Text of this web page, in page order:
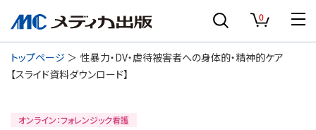
0
トップページ
性暴力・DV・虐待被害者への身体的・精神的ケア
【スライド資料ダウンロード】
オンライン：フォレンジック看護